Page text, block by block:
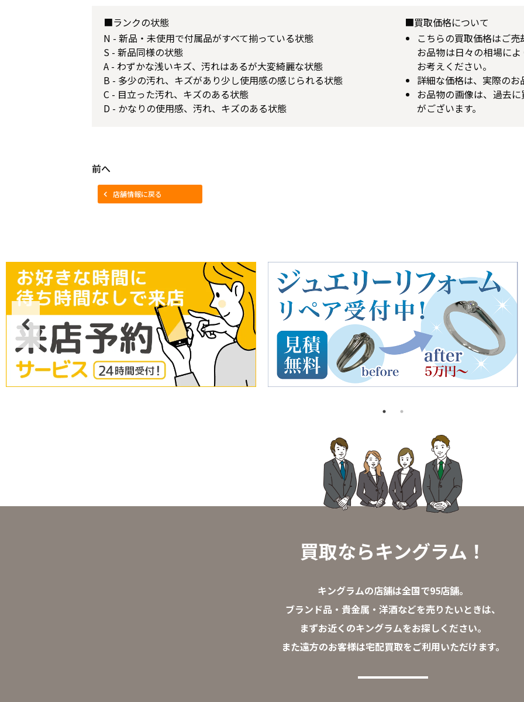
■ランクの状態
N - 新品・未使用で付属品がすべて揃っている状態
S - 新品同様の状態
A - わずかな浅いキズ、汚れはあるが大変綺麗な状態
B - 多少の汚れ、キズがあり少し使用感の感じられる状態
C - 目立った汚れ、キズのある状態
D - かなりの使用感、汚れ、キズのある状態
■買取価格について
こちらの買取価格はご
お品物は日々の相場に
お考えください。
詳細な価格は、実際の
お品物の画像は、過去
がございます。
前へ
店舗情報に戻る
買取ならキングラム！
キングラムの店舗は全国で95店舗。
ブランド品・貴金属・洋酒などを売りたいときは、
まずお近くのキングラムをお探しください。
また遠方のお客様は宅配買取をご利用いただけます。